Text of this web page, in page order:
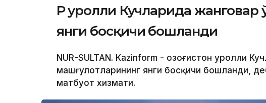
ҚР Қуролли Кучларида
янги босқичи бошланди
NUR-SULTAN. Кazinform - Қозоғистон Қуролли
машғулотларининг янги босқичи бошланди,
матбуот хизмати.